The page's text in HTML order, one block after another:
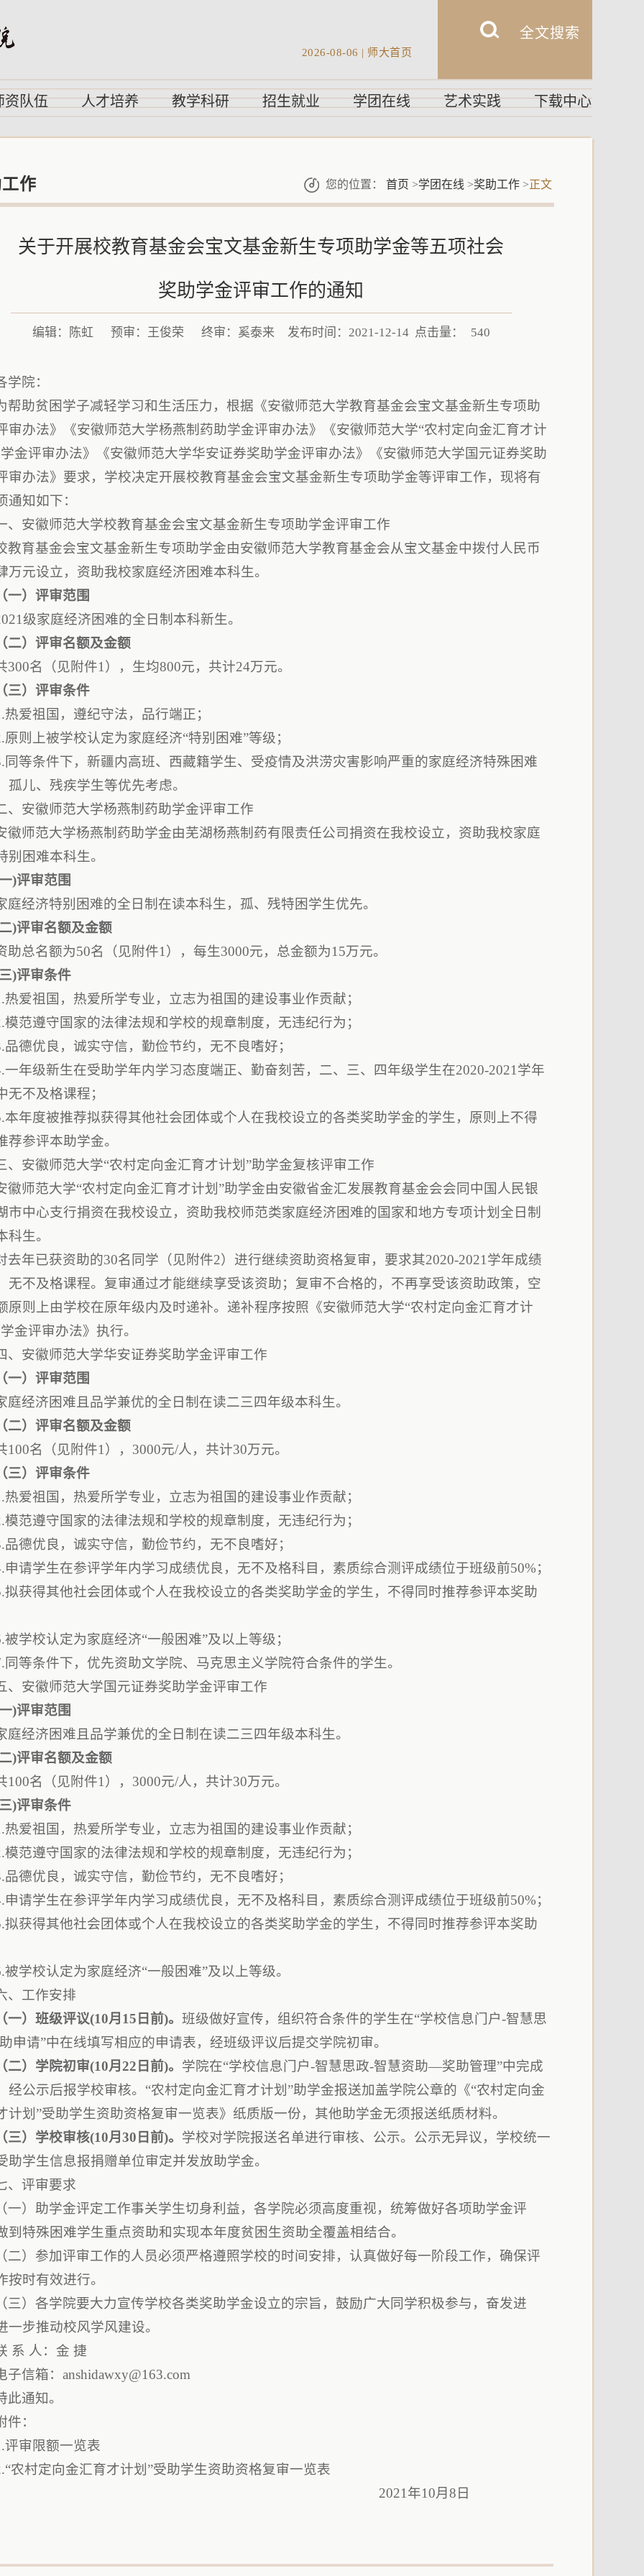
2026-08-06 | 师大首页
资队伍 人才培养 教学科研 招生就业 学团在线 艺术实践 下载中心
作 您的位置： 首页 >学团在线 >奖助工作 >正文
关于开展校教育基金会宝文基金新生专项助学金等五项社会
奖助学金评审工作的通知
编辑：陈虹 预审：王俊荣 终审：奚泰来 发布时间：2021-12-14 点击量： 540
学院：
帮助贫困学子减轻学习和生活压力，根据《安徽师范大学教育基金会宝文基金新生专项助
审办法》《安徽师范大学杨燕制药助学金评审办法》《安徽师范大学“农村定向金汇育才计
金评审办法》《安徽师范大学华安证券奖助学金评审办法》《安徽师范大学国元证券奖助
审办法》要求，学校决定开展校教育基金会宝文基金新生专项助学金等评审工作，现将有
通知如下：
、安徽师范大学校教育基金会宝文基金新生专项助学金评审工作
教育基金会宝文基金新生专项助学金由安徽师范大学教育基金会从宝文基金中拨付人民币
万元设立，资助我校家庭经济困难本科生。
一）评审范围
级家庭经济困难的全日制本科新生。
二）评审名额及金额
300名（见附件1），生均800元，共计24万元。
三）评审条件
热爱祖国，遵纪守法，品行端正；
原则上被学校认定为家庭经济“特别困难”等级；
同等条件下，新疆内高班、西藏籍学生、受疫情及洪涝灾害影响严重的家庭经济特殊困难
孤儿、残疾学生等优先考虑。
、安徽师范大学杨燕制药助学金评审工作
徽师范大学杨燕制药助学金由芜湖杨燕制药有限责任公司捐资在我校设立，资助我校家庭
别困难本科生。
)评审范围
庭经济特别困难的全日制在读本科生，孤、残特困学生优先。
)评审名额及金额
助总名额为50名（见附件1），每生3000元，总金额为15万元。
)评审条件
热爱祖国，热爱所学专业，立志为祖国的建设事业作贡献；
模范遵守国家的法律法规和学校的规章制度，无违纪行为；
品德优良，诚实守信，勤俭节约，无不良嗜好；
一年级新生在受助学年内学习态度端正、勤奋刻苦，二、三、四年级学生在2020-2021学年
无不及格课程；
本年度被推荐拟获得其他社会团体或个人在我校设立的各类奖助学金的学生，原则上不得
荐参评本助学金。
、安徽师范大学“农村定向金汇育才计划”助学金复核评审工作
徽师范大学“农村定向金汇育才计划”助学金由安徽省金汇发展教育基金会会同中国人民银
市中心支行捐资在我校设立，资助我校师范类家庭经济困难的国家和地方专项计划全日制
科生。
去年已获资助的30名同学（见附件2）进行继续资助资格复审，要求其2020-2021学年成绩
无不及格课程。复审通过才能继续享受该资助；复审不合格的，不再享受该资助政策，空
原则上由学校在原年级内及时递补。递补程序按照《安徽师范大学“农村定向金汇育才计
金评审办法》执行。
、安徽师范大学华安证券奖助学金评审工作
一）评审范围
庭经济困难且品学兼优的全日制在读二三四年级本科生。
二）评审名额及金额
100名（见附件1），3000元/人，共计30万元。
三）评审条件
热爱祖国，热爱所学专业，立志为祖国的建设事业作贡献；
模范遵守国家的法律法规和学校的规章制度，无违纪行为；
品德优良，诚实守信，勤俭节约，无不良嗜好；
申请学生在参评学年内学习成绩优良，无不及格科目，素质综合测评成绩位于班级前50%；
拟获得其他社会团体或个人在我校设立的各类奖助学金的学生，不得同时推荐参评本奖助
被学校认定为家庭经济“一般困难”及以上等级；
同等条件下，优先资助文学院、马克思主义学院符合条件的学生。
、安徽师范大学国元证券奖助学金评审工作
)评审范围
庭经济困难且品学兼优的全日制在读二三四年级本科生。
)评审名额及金额
100名（见附件1），3000元/人，共计30万元。
)评审条件
热爱祖国，热爱所学专业，立志为祖国的建设事业作贡献；
模范遵守国家的法律法规和学校的规章制度，无违纪行为；
品德优良，诚实守信，勤俭节约，无不良嗜好；
申请学生在参评学年内学习成绩优良，无不及格科目，素质综合测评成绩位于班级前50%；
拟获得其他社会团体或个人在我校设立的各类奖助学金的学生，不得同时推荐参评本奖助
被学校认定为家庭经济“一般困难”及以上等级。
、工作安排
一）班级评议(10月15日前)。班级做好宣传，组织符合条件的学生在“学校信息门户-智慧思
申请”中在线填写相应的申请表，经班级评议后提交学院初审。
二）学院初审(10月22日前)。 学院在“学校信息门户-智慧思政-智慧资助—奖助管理”中完成
经公示后报学校审核。“农村定向金汇育才计划”助学金报送加盖学院公章的《“农村定向金
计划”受助学生资助资格复审一览表》纸质版一份，其他助学金无须报送纸质材料。
三）学校审核(10月30日前)。 学校对学院报送名单进行审核、公示。公示无异议，学校统一
助学生信息报捐赠单位审定并发放助学金。
、评审要求
一）助学金评定工作事关学生切身利益，各学院必须高度重视，统筹做好各项助学金评
到特殊困难学生重点资助和实现本年度贫困生资助全覆盖相结合。
二）参加评审工作的人员必须严格遵照学校的时间安排，认真做好每一阶段工作，确保评
按时有效进行。
三）各学院要大力宣传学校各类奖助学金设立的宗旨，鼓励广大同学积极参与，奋发进
一步推动校风学风建设。
系 人：金 捷
子信箱：anshidawxy@163.com
此通知。
件：
评审限额一览表
农村定向金汇育才计划”受助学生资助资格复审一览表
年10月8日